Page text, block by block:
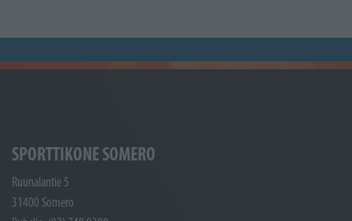
SPORTTIKONE SOMERO
Ruunalantie 5
31400 Somero